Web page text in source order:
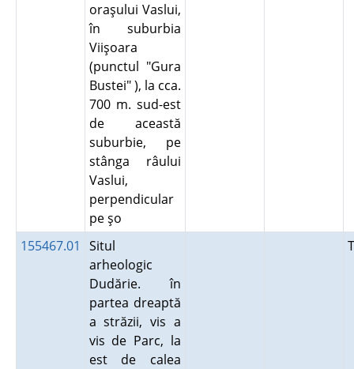
oraşului Vaslui,
în suburbia
Viişoara
(punctul "Gura
Bustei" ), la cca.
700 m. sud-est
de această
suburbie, pe
stânga râului
Vaslui,
perpendicular
pe şo
155467.01
Situl
arheologic
Dudărie. în
partea dreaptă
a străzii, vis a
vis de Parc, la
est de calea